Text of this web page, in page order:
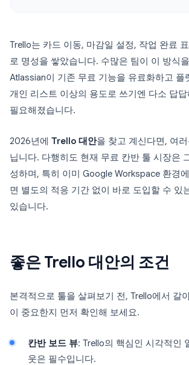
Trello는 카드 이동, 마감일 설정, 작업 완료
로 명성을 쌓았습니다. 수많은 팀이 이 방식
Atlassian이 기존 무료 기능을 유료화하고 플
개인 리스트 이상의 용도로 쓰기엔 다소 답
필요해졌습니다.
2026년에 Trello 대안을 찾고 계신다면, 여
닙니다. 다행히도 현재 무료 칸반 툴 시장은
성하며, 특히 이미 Google Workspace 환경
면 별도의 적응 기간 없이 바로 도입할 수 있
있습니다.
좋은 Trello 대안의 조건
본격적으로 툴을 살펴보기 전, Trello에서 갈
이 중요한지 먼저 확인해 보세요.
칸반 보드 뷰: Trello의 핵심인 시각적인
웃은 필수입니다.